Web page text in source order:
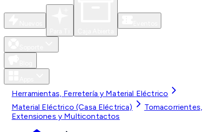
Herramientas, Ferretería y Material Eléctrico
Material Eléctrico (Casa Eléctrica)
Tomacorrientes,
Extensiones y Multicontactos